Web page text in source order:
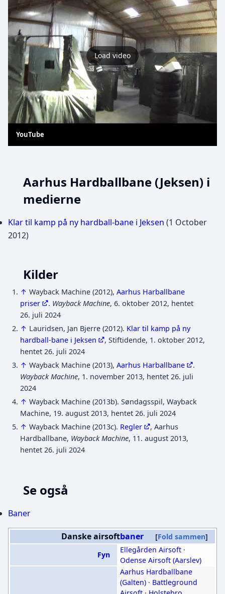
Load video
YouTube
Aarhus Hardballbane (Jeksen) i
medierne
Klar til kamp på ny hardball-bane i Jeksen (1 October
2012)
Kilder
↑ Wayback Machine (2012), Aarhus Harballbane
priser
. Wayback Machine, 6. oktober 2012, hentet
26. juli 2024
↑ Lauridsen, Jan Bjerre (2012). Klar til kamp på ny
hardball-bane i Jeksen
, Stiftidende, 1. oktober 2012,
hentet 26. juli 2024
↑ Wayback Machine (2013), Aarhus Harballbane
.
Wayback Machine, 1. november 2013, hentet 26. juli
2024
↑ Wayback Machine (2013b). Søndagsspil, Wayback
Machine, 19. august 2013, hentet 26. juli 2024
↑ Wayback Machine (2013c). Regler
, Aarhus
Hardballbane, Wayback Machine, 11. august 2013,
hentet 26. juli 2024
Se også
Baner
Fold sammen
Danske airsoftbaner
Fyn
Ellegården Airsoft·
Odense Airsoft (Aarslev)
Aarhus Hardballbane
(Galten)· Battleground